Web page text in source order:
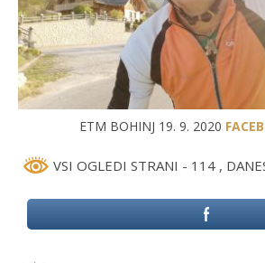
ETM BOHINJ 19. 9. 2020
VSI OGLEDI STRANI - 114 ,